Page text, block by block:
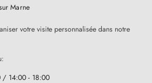
Marne
votre visite personnalisée dans notre
/ 14:00 - 18:00